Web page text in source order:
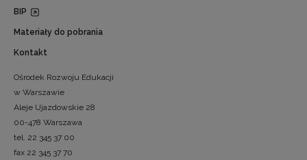
BIP
Materiały do pobrania
Kontakt
Ośrodek Rozwoju Edukacji
w Warszawie
Aleje Ujazdowskie 28
00-478 Warszawa
tel. 22 345 37 00
fax 22 345 37 70